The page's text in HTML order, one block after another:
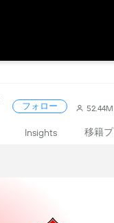
フォロー 52.44M
Insights 移籍